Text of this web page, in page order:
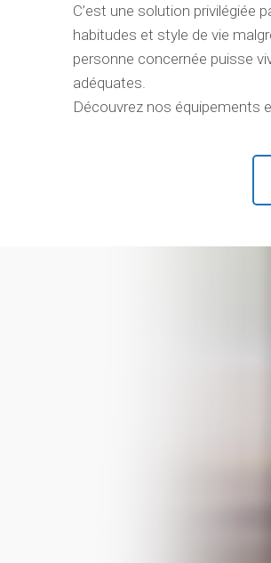
C’est une solution privilégiée
habitudes et style de vie
personne concernée puisse
adéquates.
Découvrez nos équipements